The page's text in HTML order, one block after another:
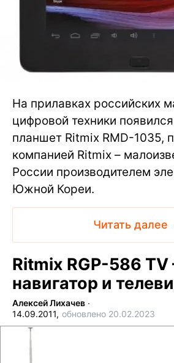
На прилавках российских
цифровой техники
планшет Ritmix RMD-1035,
компанией Ritmix –
России производителем
Южной Кореи.
Читать далее
Ritmix RGP-586 TV
навигатор и
Алексей Лихачев ∙
14.09.2011, обновлено 20.02.2023